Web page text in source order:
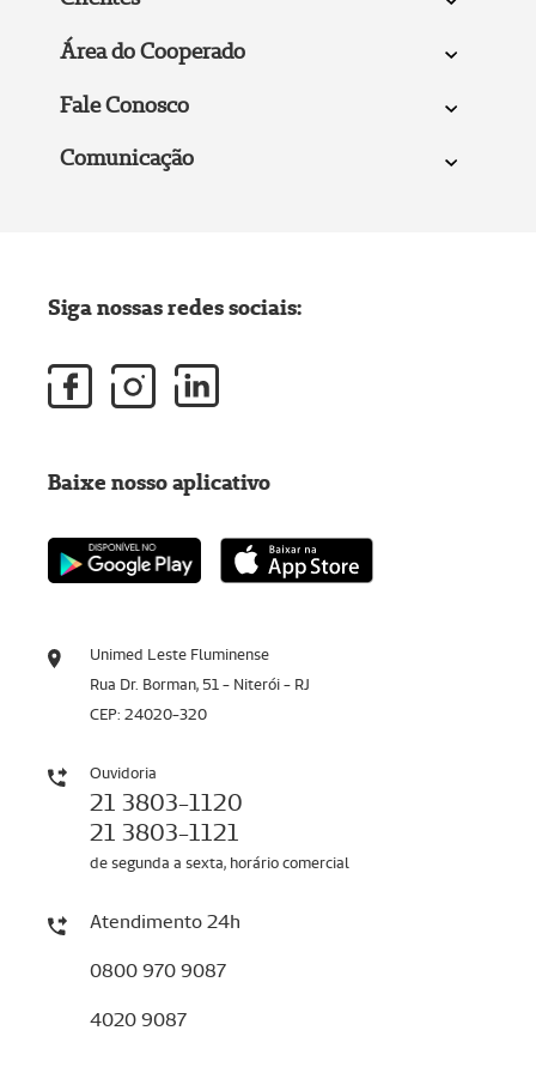
Área do Cooperado
Fale Conosco
Comunicação
Unimed Leste Fluminense
Rua Dr. Borman, 51 - Niterói - RJ
CEP: 24020-320
Ouvidoria
21 3803-1120
21 3803-1121
de segunda a sexta, horário comercial
Atendimento 24h
0800 970 9087
4020 9087
Siga nossas redes sociais:
Baixe nosso aplicativo